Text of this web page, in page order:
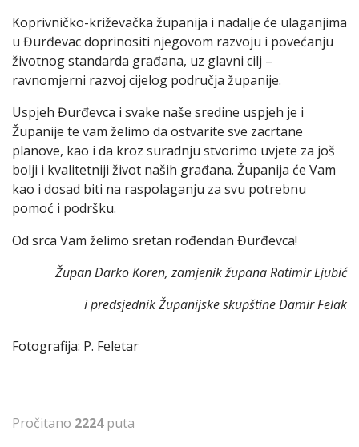
Koprivničko-križevačka županija i nadalje će ulaganjima
u Đurđevac doprinositi njegovom razvoju i povećanju
životnog standarda građana, uz glavni cilj –
ravnomjerni razvoj cijelog područja županije.
Uspjeh Đurđevca i svake naše sredine uspjeh je i
Županije te vam želimo da ostvarite sve zacrtane
planove, kao i da kroz suradnju stvorimo uvjete za još
bolji i kvalitetniji život naših građana. Županija će Vam
kao i dosad biti na raspolaganju za svu potrebnu
pomoć i podršku.
Od srca Vam želimo sretan rođendan Đurđevca!
Župan Darko Koren, zamjenik župana Ratimir Ljubić
i predsjednik Županijske skupštine Damir Felak
Fotografija: P. Feletar
Pročitano 2224puta